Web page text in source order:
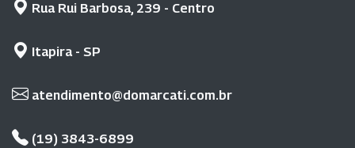
Rua Rui Barbosa, 239 - Centro
Itapira - SP
atendimento@domarcati.com.br
(19) 3843-6899